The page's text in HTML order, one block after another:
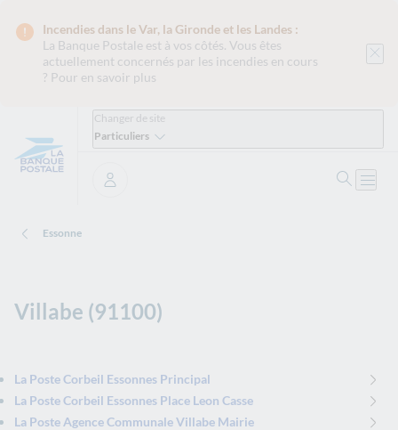
Incendies dans le Var, la Gironde et les Landes :
La Banque Postale est à vos côtés. Vous êtes
actuellement concernés par les incendies en cours
? Pour en savoir plus
Changer de site
Particuliers
Se connecter
Essonne
Villabe (91100)
La Poste Corbeil Essonnes Principal
La Poste Corbeil Essonnes Place Leon Casse
La Poste Agence Communale Villabe Mairie